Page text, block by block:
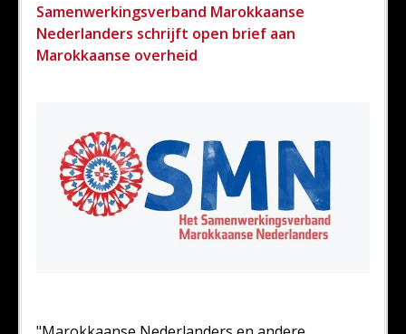
Samenwerkingsverband Marokkaanse
Nederlanders schrijft open brief aan
Marokkaanse overheid